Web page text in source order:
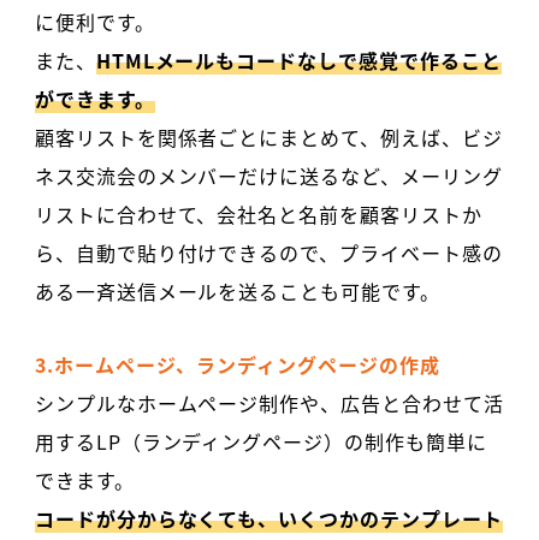
に便利です。
また、 HTMLメールもコードなしで感覚で作ること
ができます。
顧客リストを関係者ごとにまとめて、例えば、ビジ
ネス交流会のメンバーだけに送るなど、メーリング
リストに合わせて、会社名と名前を顧客リストか
ら、自動で貼り付けできるので、プライベート感の
ある一斉送信メールを送ることも可能です。
3.ホームページ、ランディングページの作成
シンプルなホームページ制作や、広告と合わせて活
用するLP（ランディングページ）の制作も簡単に
できます。
コードが分からなくても、いくつかのテンプレート